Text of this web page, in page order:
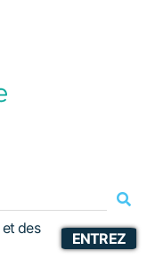
etdes
ENTREZ